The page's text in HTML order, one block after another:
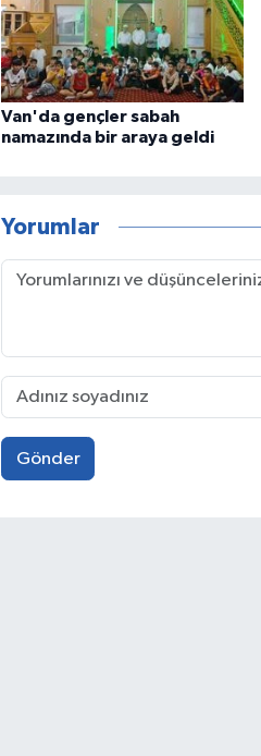
Van'da gençler sabah
namazında bir araya geldi
Yorumlar
Gönder